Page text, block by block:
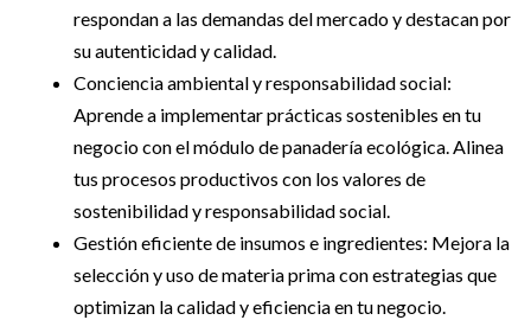
respondan a las demandas del mercado y destacan por
su autenticidad y calidad.
Conciencia ambiental y responsabilidad social:
Aprende a implementar prácticas sostenibles en tu
negocio con el módulo de panadería ecológica. Alinea
tus procesos productivos con los valores de
sostenibilidad y responsabilidad social.
Gestión eficiente de insumos e ingredientes: Mejora la
selección y uso de materia prima con estrategias que
optimizan la calidad y eficiencia en tu negocio.